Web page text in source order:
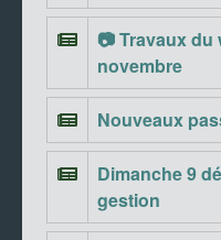
📷 Travaux du
novembre
Nouveaux
Dimanche 9
gestion